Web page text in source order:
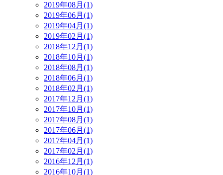
2019年08月(1)
2019年06月(1)
2019年04月(1)
2019年02月(1)
2018年12月(1)
2018年10月(1)
2018年08月(1)
2018年06月(1)
2018年02月(1)
2017年12月(1)
2017年10月(1)
2017年08月(1)
2017年06月(1)
2017年04月(1)
2017年02月(1)
2016年12月(1)
2016年10月(1)